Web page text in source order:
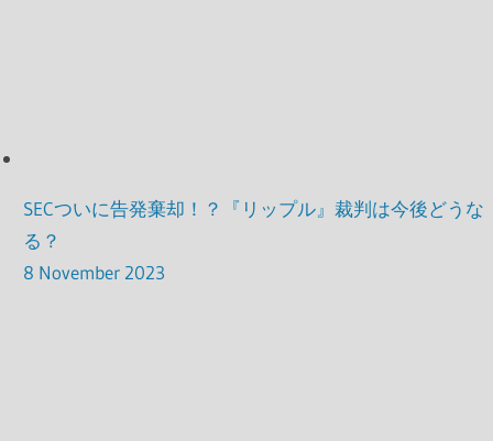
SECついに告発棄却！？『リップル』裁判は今後どうな
る？
8 November 2023